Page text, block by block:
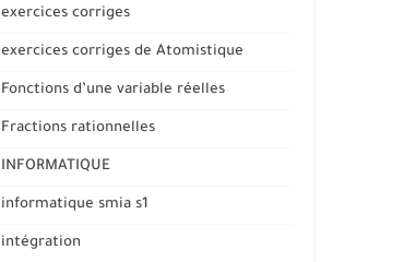
exercices corriges
exercices corriges de Atomistique
Fonctions d’une variable réelles
Fractions rationnelles
INFORMATIQUE
informatique smia s1
intégration